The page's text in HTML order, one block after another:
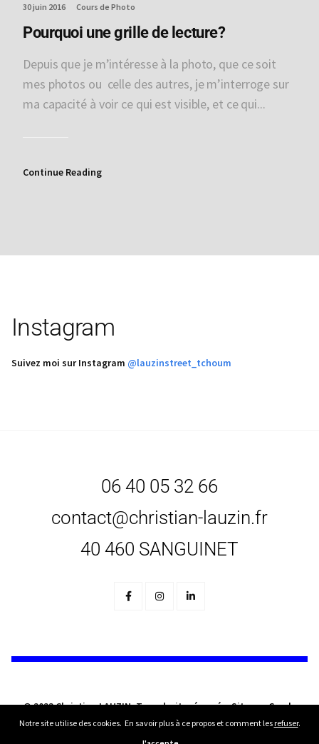
30 juin 2016 Cours de Photo
Pourquoi une grille de lecture?
Depuis que je m’intéresse à la photo, que ce soit
mes photos ou celle des autres, je m’interroge sur
ma capacité à voir ce qui est visible, et ce qui...
Continue Reading
Instagram
Suivez moi sur Instagram @lauzinstreet_tchoum
06 40 05 32 66
contact@christian-lauzin.fr
40 460 SANGUINET
© 2023 Christian LAUZIN. Tous droits réservés. Site parCrock.
Notre site utilise des cookies. En savoir plus à ce propos et comment lesrefuser.